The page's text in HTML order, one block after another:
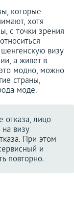
которые
хотя
с точки зрения
визу
а живет в
модно, можно
страны,
моде.
отказа, лицо
визу
При этом
и
повторно.